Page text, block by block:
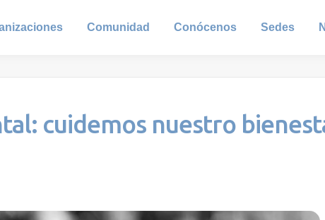
Comunidad Conócenos Sedes
cuidemos nuestro